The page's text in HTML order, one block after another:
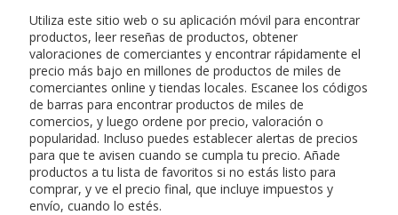
Utiliza este sitio web o su aplicación móvil para encontrar
productos, leer reseñas de productos, obtener
valoraciones de comerciantes y encontrar rápidamente el
precio más bajo en millones de productos de miles de
comerciantes online y tiendas locales. Escanee los códigos
de barras para encontrar productos de miles de
comercios, y luego ordene por precio, valoración o
popularidad. Incluso puedes establecer alertas de precios
para que te avisen cuando se cumpla tu precio. Añade
productos a tu lista de favoritos si no estás listo para
comprar, y ve el precio final, que incluye impuestos y
envío, cuando lo estés.